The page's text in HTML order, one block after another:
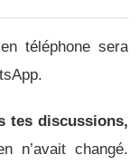
téléphone sera
tes discussions,
n’avait changé.